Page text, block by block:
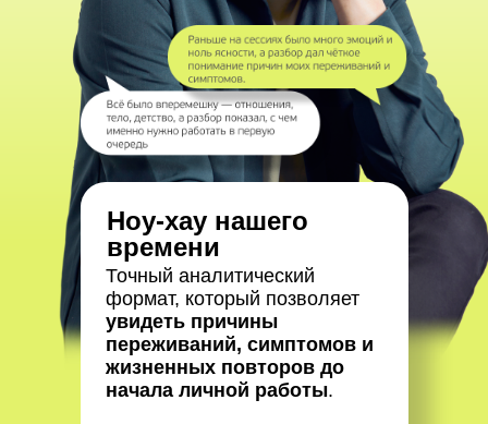
Точный аналитический
формат, который позволяет
увидеть причины
переживаний, симптомов и
жизненных повторов до
начала личной работы.
Ноу-хау нашего
времени